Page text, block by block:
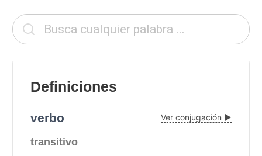
Definiciones
verbo Ver conjugación ▶
transitivo